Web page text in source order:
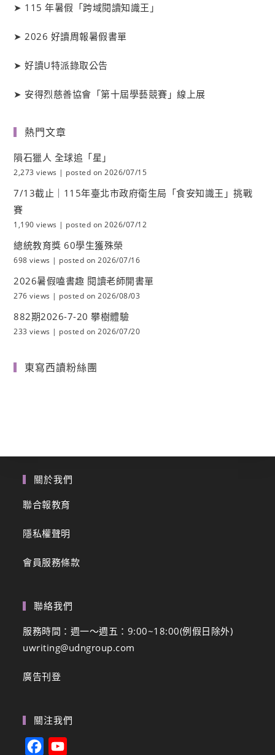
➤ 115 年暑假「跨域閱讀知識王」
➤ 2026 好讀周報暑假書單
➤好讀U特派錄取公告
➤ 安得烈慈善協會「第十屆學藝競賽」線上展
熱門文章
隕石獵人 全球追「星」
2,273 views | posted on 2026/07/15
7/13截止｜115年臺北市政府衛生局「食安知識王」挑戰
賽
1,190 views | posted on 2026/07/12
總統教育獎 60學生獲殊榮
698 views | posted on 2026/07/16
2026暑假嗑書趣 閱讀老師開書單
276 views | posted on 2026/08/03
882期2026-7-20 攀樹體驗
233 views | posted on 2026/07/20
東寫西讀粉絲團
關於我們
聯合報教育
隱私權聲明
會員服務條款
聯絡我們
服務時間：週一～週五：9:00~18:00(例假日除外)
uwriting@udngroup.com
廣告刊登
關注我們